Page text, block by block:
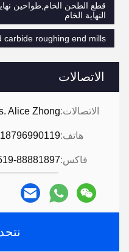
الاتصالات
الاتصالات:Alice Zhong
هاتف:
فاكس:88881897
قطع الطحن الخام,طواحين
النهاية الخام
carbide roughing end mills